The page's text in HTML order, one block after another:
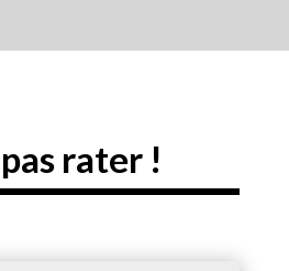
rater !